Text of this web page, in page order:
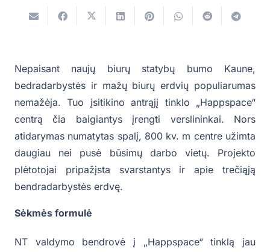
Nepaisant naujų biurų statybų bumo Kaune,
bedradarbystės ir mažų biurų erdvių populiarumas
nemažėja. Tuo įsitikino antrąjį tinklo „Happspace“
centrą čia baigiantys įrengti verslininkai. Nors
atidarymas numatytas spalį, 800 kv. m centre užimta
daugiau nei pusė būsimų darbo vietų. Projekto
plėtotojai pripažįsta svarstantys ir apie trečiąją
bendradarbystės erdvę.
Sėkmės formulė
NT valdymo bendrovė į „Happspace“ tinklą jau